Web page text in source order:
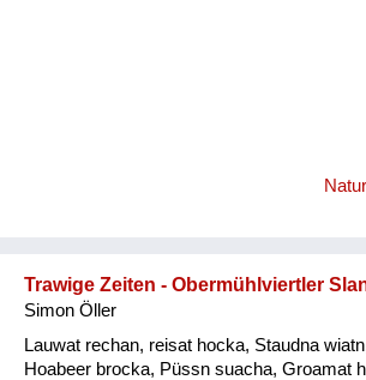
Trawige Zeiten - Obermühlviertler
Simon Öller
Lauwat rechan, reisat hocka, Staudna
Hoabeer brocka, Püssn suacha, Groamat